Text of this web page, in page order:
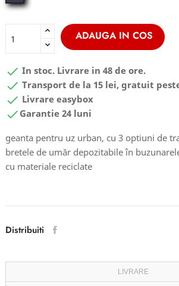
ADAUGA IN COS
 In stoc. Livrare in 48 de ore.
 Transport de la 15 lei, gratuit
 Livrare easybox
 Garantie 24 luni
geanta pentru uz urban, cu 3 optiuni de
bretele de umăr depozitabile în
cu materiale reciclate
Distribuiti
LIVRARE